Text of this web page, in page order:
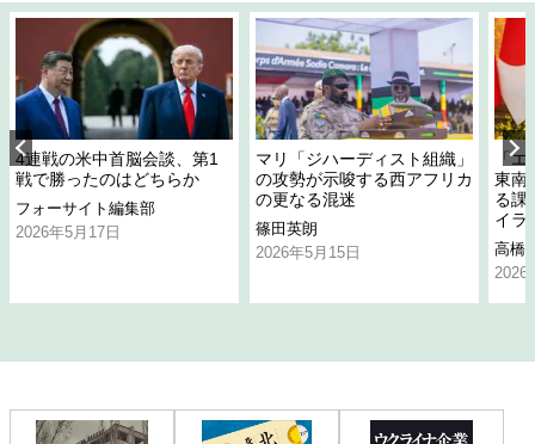
4連戦の米中首脳会談、第1
戦で勝ったのはどちらか
フォーサイト編集部
2026年5月17日
マリ「ジハーディスト組織」
の攻勢が示唆する西アフリカ
の更なる混迷
篠田英朗
2026年5月15日
「
東南
る課
イラ
高橋
2026